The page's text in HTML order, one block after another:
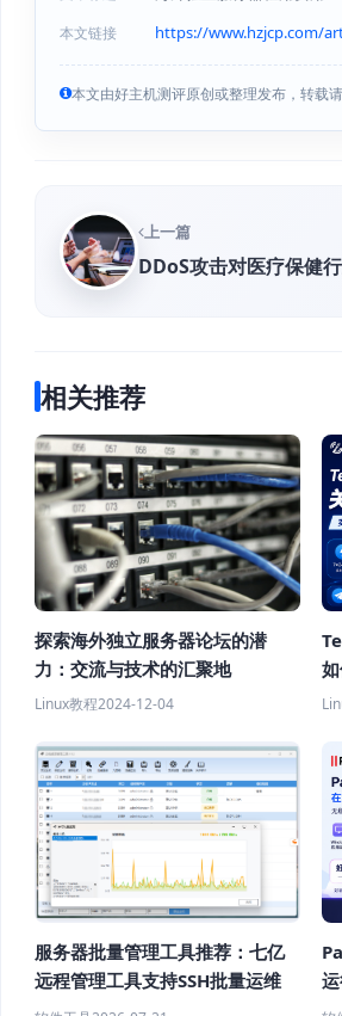
本文链接 https://www.hzjcp.com/
本文由好主机测评原创或整理发布，转载
上一篇
DDoS攻击对医疗保健
相关推荐
探索海外独立服务器论坛的潜
力：交流与技术的汇聚地
Linux教程2024-12-04
服务器批量管理工具推荐：七亿
远程管理工具支持SSH批量运维
荐